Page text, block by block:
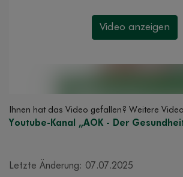
Ihnen hat das Video gefallen? Weitere
Youtube-Kanal „AOK - Der
Letzte Änderung: 07.07.2025